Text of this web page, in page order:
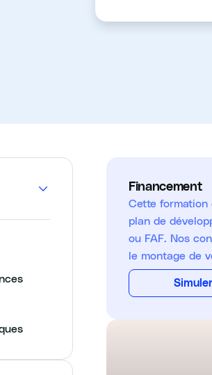
Financement
Cette formation
plan de
ou FAF. Nos
le montage de